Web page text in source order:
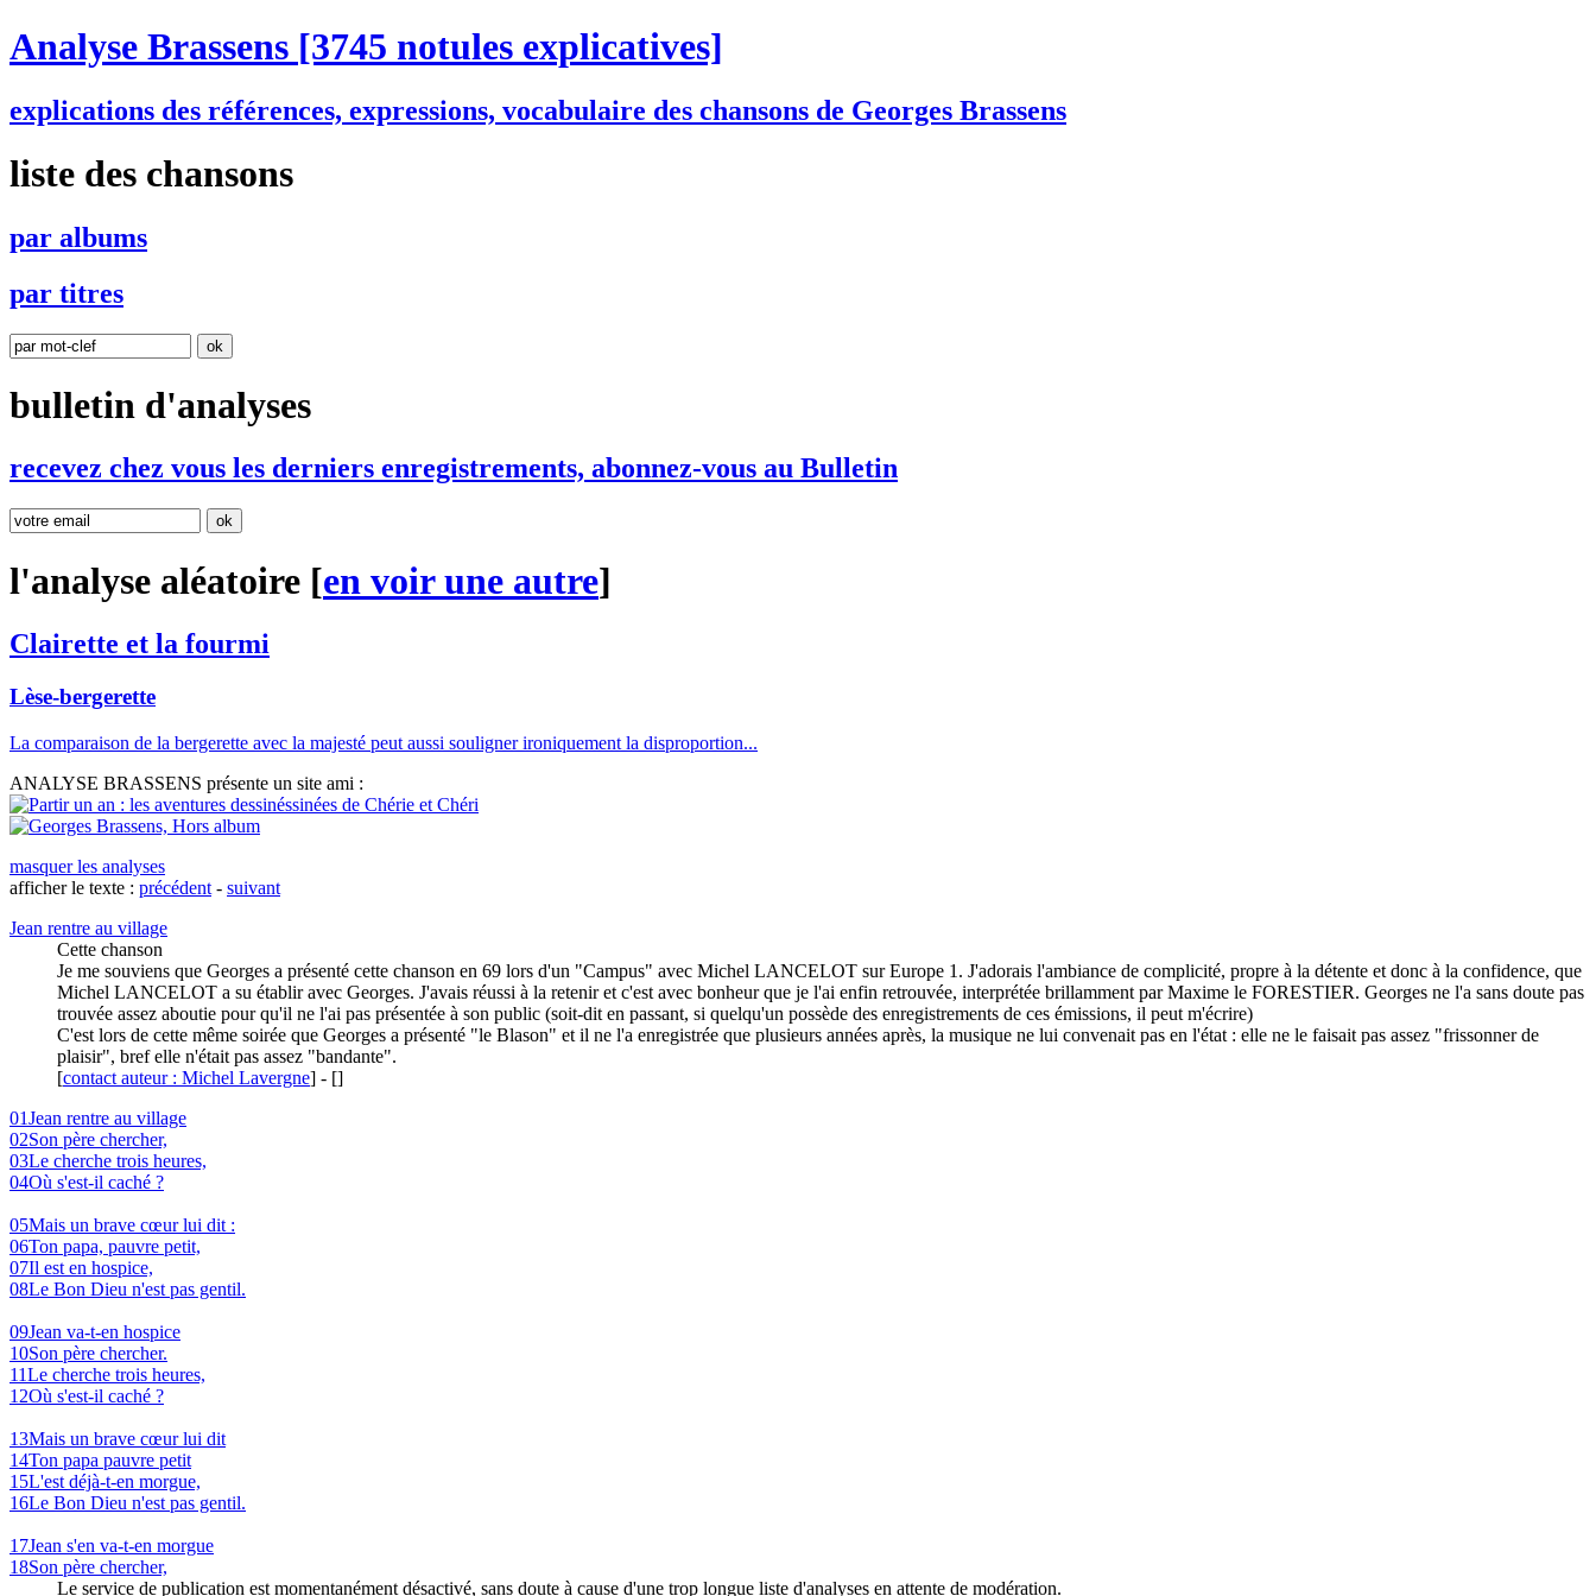
Analyse Brassens [3745 notules explicatives]
explications des références, expressions, vocabulaire des chansons de Georges Brassens
liste des chansons
par albums
par titres
bulletin d'analyses
recevez chez vous les derniers enregistrements, abonnez-vous au Bulletin
l'analyse aléatoire [en voir une autre]
Clairette et la fourmi
Lèse-bergerette
La comparaison de la bergerette avec la majesté peut aussi souligner ironiquement la disproportion...
ANALYSE BRASSENS présente un site ami :
masquer les analyses
afficher le texte : précédent - suivant
Jean rentre au village
Cette chanson
Je me souviens que Georges a présenté cette chanson en 69 lors d'un "Campus" avec Michel LANCELOT sur Europe 1. J'adorais l'ambiance de complicité, propre à la détente et donc à la confidence, que
Michel LANCELOT a su établir avec Georges. J'avais réussi à la retenir et c'est avec bonheur que je l'ai enfin retrouvée, interprétée brillamment par Maxime le FORESTIER. Georges ne l'a sans doute pas
trouvée assez aboutie pour qu'il ne l'ai pas présentée à son public (soit-dit en passant, si quelqu'un possède des enregistrements de ces émissions, il peut m'écrire)
C'est lors de cette même soirée que Georges a présenté "le Blason" et il ne l'a enregistrée que plusieurs années après, la musique ne lui convenait pas en l'état : elle ne le faisait pas assez "frissonner de
plaisir", bref elle n'était pas assez "bandante".
[contact auteur : Michel Lavergne] - []
01Jean rentre au village
02Son père chercher,
03Le cherche trois heures,
04Où s'est-il caché ?
05Mais un brave cœur lui dit :
06Ton papa, pauvre petit,
07Il est en hospice,
08Le Bon Dieu n'est pas gentil.
09Jean va-t-en hospice
10Son père chercher.
11Le cherche trois heures,
12Où s'est-il caché ?
13Mais un brave cœur lui dit
14Ton papa pauvre petit
15L'est déjà-t-en morgue,
16Le Bon Dieu n'est pas gentil.
17Jean s'en va-t-en morgue
18Son père chercher,
Le service de publication est momentanément désactivé, sans doute à cause d'une trop longue liste d'analyses en attente de modération.